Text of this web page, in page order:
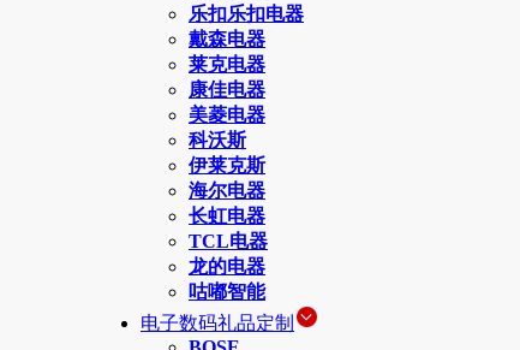
乐扣乐扣电器
戴森电器
莱克电器
康佳电器
美菱电器
科沃斯
伊莱克斯
海尔电器
长虹电器
TCL电器
龙的电器
咕嘟智能
电子数码礼品定制